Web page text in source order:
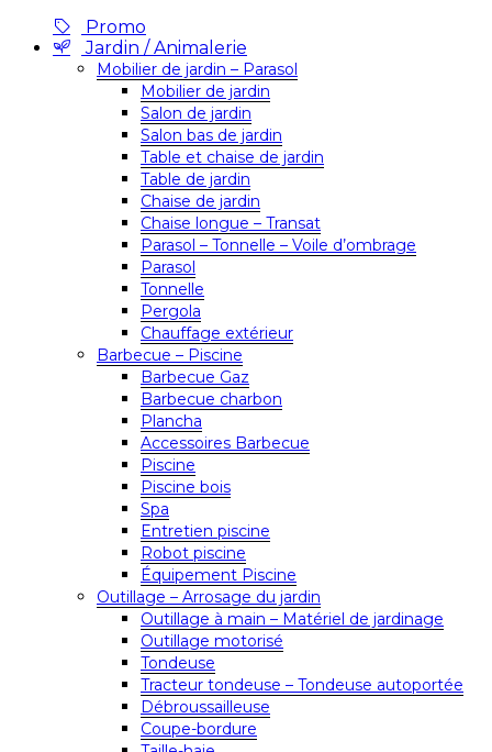
Promo
Jardin / Animalerie
Mobilier de jardin – Parasol
Mobilier de jardin
Salon de jardin
Salon bas de jardin
Table et chaise de jardin
Table de jardin
Chaise de jardin
Chaise longue – Transat
Parasol – Tonnelle – Voile d’ombrage
Parasol
Tonnelle
Pergola
Chauffage extérieur
Barbecue – Piscine
Barbecue Gaz
Barbecue charbon
Plancha
Accessoires Barbecue
Piscine
Piscine bois
Spa
Entretien piscine
Robot piscine
Équipement Piscine
Outillage – Arrosage du jardin
Outillage à main – Matériel de jardinage
Outillage motorisé
Tondeuse
Tracteur tondeuse – Tondeuse autoportée
Débroussailleuse
Coupe-bordure